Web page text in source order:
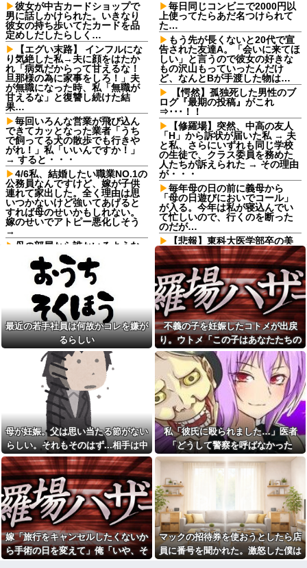
彼女が中古カードショップで
男に話しかけられた。いきなり
彼女の持ち歩いてたカードを品
定めしだしたらしく…
【エグい末路】 インフルにな
り気絶した私→夫に顔をはたか
れ「病気だからって甘えるな！
旦那様の為に家事をしろ！」夫
が無職になった時、私「無職が
甘えるな」と復讐し続けた結
果…
毎回いろんな営業が飛び込ん
できてカッとなった業者「うち
で飼ってる犬の散歩でも行きや
がれ！」私「いいんですか！」
→ すると・・・
4/6私、結婚したい職業NO.1の
公務員なんですけど、嫁が子供
連れて家出した。全く理由は思
いつかないけど強いてあげると
すれば母のせいかもしれない。
嫁のせいでアトピー悪化しそう
→
母の部屋から誰かいるような
音がする
夫「嫁がメシマズで困ってる
んだよ。毎日つれーわｗ」義両
親「なに！食べに行く！」夫
「いや、そんな事しなくていい
からｗ」→ある日、私の作った
ご...
美容院ってオッサンがいきな
り行っても大丈夫なん？
みい山作者、みいちゃんでチ
ー牛なのではという疑惑が生ま
れるｗｗｗｗｗｗｗ
【画像】俺たちの姫本田望
結、久しぶりに画像を投稿した
結果→やっぱりワイらの姫だっ
たw w w w w w w w w w
【仰天】X、メンエス嬢とラウ
ンジ嬢が熾烈な女の争いを繰り
広げ対戦型になってしまうw w
w w w w w w
【動画】御当地アイドルだっ
た頃の今田美桜、ガチのマジで
可愛くてワイらをびびらせまく
ってしまうw w w w w w w w
もう先が長くないと20代で宣
告された友達A。「会いに来てほ
しい」と言うので彼女の好きな
もの沢山もっていったんだけ
ど、なんとBが手渡した物は…
毎日同じコンビニで2000円以
上使ってたらあだ名つけられて
た…
もう先が長くないと20代で宣
告された友達A。「会いに来てほ
しい」と言うので彼女の好きな
もの沢山もっていったんだけ
ど、なんとBが手渡した物は…
【愕然】孤独死した男性のブ
ログ『最期の投稿』がこれ
⇒･･･！！
【修羅場】突然、中高の友人
「H」から訴状が届いた私 → 夫
と私、さらにいずれも同じ学校
の生徒で、クラス委員を務めた
人たちが訴えられた → その理由
が・・・
毎年母の日の前に義母から
「母の日遊びにおいでコール」
が入る。今年は私が寝込んでい
て忙しいので、行くのを断った
のだが…
【悲報】東科大医学部卒の美
人YouTuber、直美で炎上ｗｗｗ
ｗｗ他
【J2第1節 藤枝×仙台】藤枝が
J2・J3百年構想リーグ王者の仙
台を撃破！槙野監督は恩師・森
山監督を相手に白星
14年前に捨てられた元カノの
「托卵」が発覚し間男扱いされ
た。妻の疑いの視線の中、昔捨
てずに残していた『〇〇』を持
ち出した結果←修理屋のオッサ
ンの技術力とノリが神すぎる
【呆然】5年不倫がバレた旦那
が泣きながら告白、その理由が
こちらｗｗｗｗ
【画像】温泉の中でこれやる
奴ｗｗｗｗｗｗｗｗｗ
軽く熱中症の手前かな？と思
ったらすること
出された物を食べずに文句ば
っかりの子供にうんざり。もう
毎日冷凍チャーハンとコーンフ
レークでいいかな？
【闇】『強度行動障害』の女
の子、自分をグーパンしまくる
【悲報】X「アスペの検査した
結果wwwwwwwww」
祖母が農具をしまっている倉
庫の鍵を、私が無くしたと思っ
最近の若手社員は何故かコレを嫌が
るらしい
不義の子を妊娠したコトメが出戻
り。ウトメ「この子はあなたたちの
子として育てて」旦那「ありがと
う」私「勝手に決めないで！」→修
羅場になり…
母が妊娠。父は思い当たる節がない
らしい。それもそのはず...相手は中
1の...
私「彼氏に殴られました…」医者
「どうして警察を呼ばなかった
の？」→医師の厳しい一言で考え方
が変わり…
嫁「旅行をキャンセルしたくないか
ら手術の日を変えて」俺「いや、そ
マックの招待券を使おうとしたら店
員に番号を聞かれた。激怒した僕は